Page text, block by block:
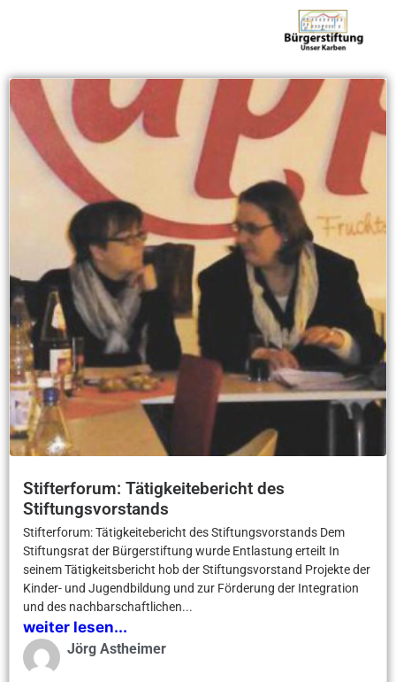
Stifterforum: Tätigkeitebericht des
Stiftungsvorstands
Stifterforum: Tätigkeitebericht des Stiftungsvorstands Dem
Stiftungsrat der Bürgerstiftung wurde Entlastung erteilt In
seinem Tätigkeitsbericht hob der Stiftungsvorstand Projekte der
Kinder- und Jugendbildung und zur Förderung der Integration
und des nachbarschaftlichen...
weiter lesen...
Jörg Astheimer